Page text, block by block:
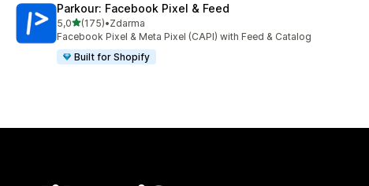
Parkour: Facebook Pixel & Feed
5,0z 5 hvězd
(175)
Celkový počet recenzí: 175
•Zdarma
Facebook Pixel & Meta Pixel (CAPI) with Feed & Catalog
Built for Shopify